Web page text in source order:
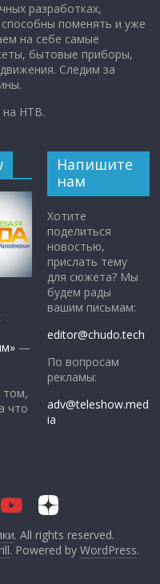
разработках,
поменять и уже
на себе самые
бытовые приборы,
Следим за
на НТВ.
—
том,
что
Напишите
нам
Хотите
поделиться
новостью,
прислать тему
для сюжета? Мы
будем рады
вашим письмам:
editor@chudo.tech
По вопросам
рекламы:
adv@teleshow.med
ia
. All rights reserved.
. Powered byWordPress.